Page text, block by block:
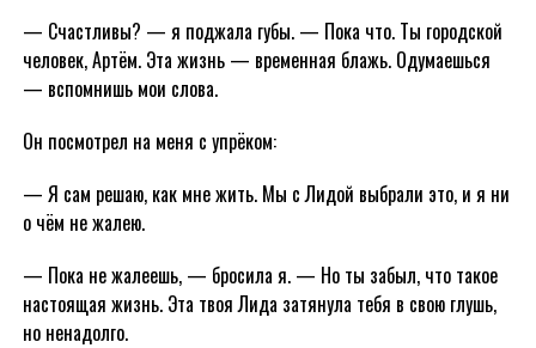
— Счастливы? — я поджала губы. — Пока что. Ты городской
человек, Артём. Эта жизнь — временная блажь. Одумаешься
— вспомнишь мои слова.
Он посмотрел на меня с упрёком:
— Я сам решаю, как мне жить. Мы с Лидой выбрали это, и я ни
о чём не жалею.
— Пока не жалеешь, — бросила я. — Но ты забыл, что такое
настоящая жизнь. Эта твоя Лида затянула тебя в свою глушь,
но ненадолго.